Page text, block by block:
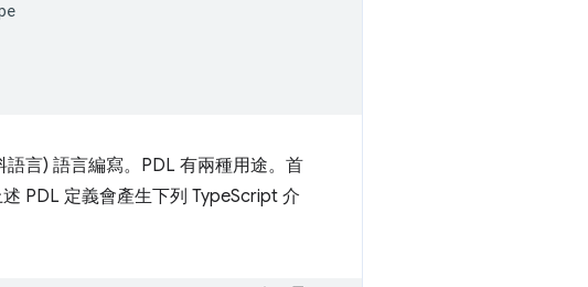
言) 語言編寫。PDL 有兩種用途。首
PDL 定義會產生下列 TypeScript 介